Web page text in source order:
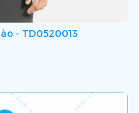
- TD0520013